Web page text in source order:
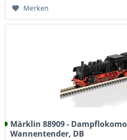
Merken
Märklin 88909 -
Wannentender, DB